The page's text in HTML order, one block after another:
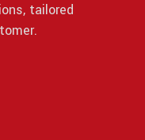
tailored